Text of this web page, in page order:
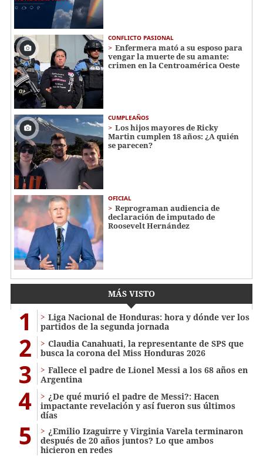
CONFLICTO PASIONAL
Enfermera mató a su esposo para
vengar la muerte de su amante:
crimen en la Centroamérica Oeste
CUMPLEAÑOS
Los hijos mayores de Ricky
Martin cumplen 18 años: ¿A quién
se parecen?
OFICIAL
Reprograman audiencia de
declaración de imputado de
Roosevelt Hernández
MÁS VISTO
1
Liga Nacional de Honduras: hora y dónde ver los
partidos de la segunda jornada
2
Claudia Canahuati, la representante de SPS que
busca la corona del Miss Honduras 2026
3
Fallece el padre de Lionel Messi a los 68 años en
Argentina
4
¿De qué murió el padre de Messi?: Hacen
impactante revelación y así fueron sus últimos
días
5
¿Emilio Izaguirre y Virginia Varela terminaron
después de 20 años juntos? Lo que ambos
hicieron en redes